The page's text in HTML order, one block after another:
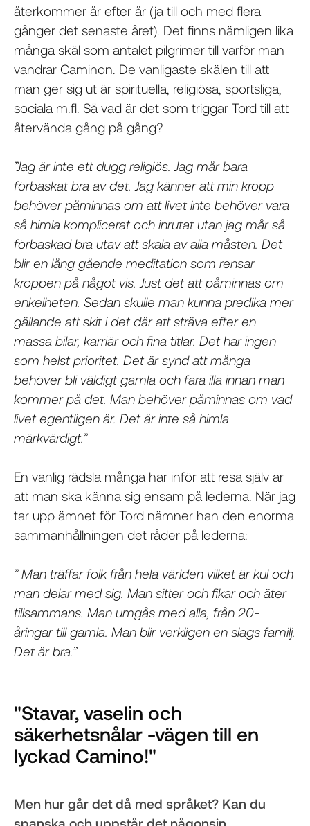
återkommer år efter år (ja till och med flera
gånger det senaste året). Det finns nämligen lika
många skäl som antalet pilgrimer till varför man
vandrar Caminon. De vanligaste skälen till att
man ger sig ut är spirituella, religiösa, sportsliga,
sociala m.fl. Så vad är det som triggar Tord till att
återvända gång på gång?
”Jag är inte ett dugg religiös. Jag mår bara
förbaskat bra av det. Jag känner att min kropp
behöver påminnas om att livet inte behöver vara
så himla komplicerat och inrutat utan jag mår så
förbaskad bra utav att skala av alla måsten. Det
blir en lång gående meditation som rensar
kroppen på något vis. Just det att påminnas om
enkelheten. Sedan skulle man kunna predika mer
gällande att skit i det där att sträva efter en
massa bilar, karriär och fina titlar. Det har ingen
som helst prioritet. Det är synd att många
behöver bli väldigt gamla och fara illa innan man
kommer på det. Man behöver påminnas om vad
livet egentligen är. Det är inte så himla
märkvärdigt.”
En vanlig rädsla många har inför att resa själv är
att man ska känna sig ensam på lederna. När jag
tar upp ämnet för Tord nämner han den enorma
sammanhållningen det råder på lederna:
” Man träffar folk från hela världen vilket är kul och
man delar med sig. Man sitter och fikar och äter
tillsammans. Man umgås med alla, från 20-
åringar till gamla. Man blir verkligen en slags familj.
Det är bra.”
"Stavar, vaselin och
säkerhetsnålar -vägen till en
lyckad Camino!"
Men hur går det då med språket? Kan du